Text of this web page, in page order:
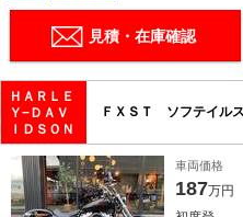
見積・在庫確認
ＨＡＲＬＥ
Ｙ−ＤＡＶ
ＩＤＳＯＮ
ＦＸＳＴ ソフテイル
車両価格
187万円